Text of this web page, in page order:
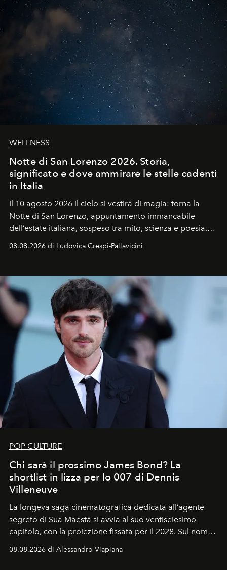
WELLNESS
Notte di San Lorenzo 2026. Storia,
significato e dove ammirare le stelle cadenti
in Italia
Il 10 agosto 2026 il cielo si vestirà di magia: torna la
Notte di San Lorenzo, appuntamento immancabile
dell’estate italiana, sospeso tra mito, scienza e poesia.
celeste per seguire il passaggio delle
all’universo i desideri più segreti
08.08.2026 di Ludovica Crespi-Pallavicini
POP CULTURE
Chi sarà il prossimo James Bond? La
shortlist in lizza per lo 007 di Dennis
Villeneuve
La longeva saga cinematografica dedicata all’agente
segreto di Sua Maestà si avvia al suo ventiseiesimo
capitolo, con la proiezione fissata per il 2028. Sul nome
Craig, però, regna ancora il più assoluto riserbo.
08.08.2026 di Alessandro Viapiana